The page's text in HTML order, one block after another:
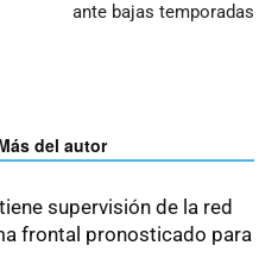
ante bajas temporadas
del autor
supervisión de la red
frontal pronosticado para